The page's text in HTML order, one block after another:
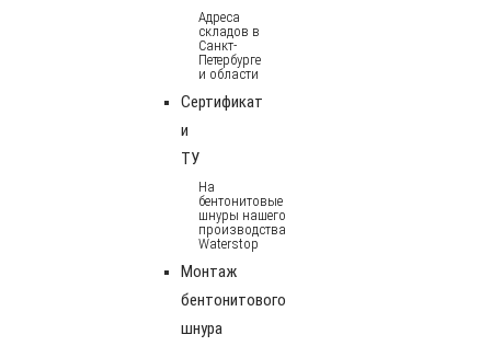
Адреса
складов в
Санкт-
Петербурге
и области
Сертификат
и
ТУ
На
бентонитовые
шнуры нашего
производства
Waterstop
Монтаж
бентонитового
шнура